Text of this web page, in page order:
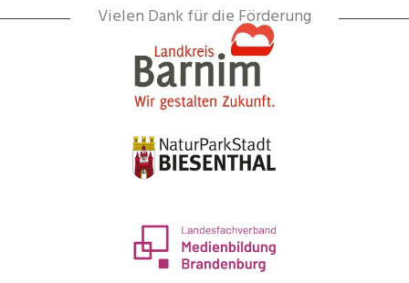
Vielen Dank für die Förderung